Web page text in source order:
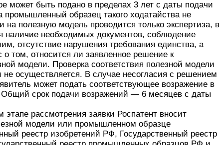
может быть подано в пределах 3 лет с даты подачи
промышленный образец такого ходатайства не
на полезную модель проводится только экспертиза, в
наличие необходимых документов, соблюдение
отсутствие нарушения требования единства, а
о том, относится ли заявленное решение к
модели. Проверка соответствия полезной модели
не осуществляется. В случае несогласия с решением
может подать соответствующее возражение в
срок подачи возражений — 6 месяцев с даты
рассмотрения заявки Роспатент вносит
модели или промышленном образце
реестр изобретений РФ, Государственный реестр